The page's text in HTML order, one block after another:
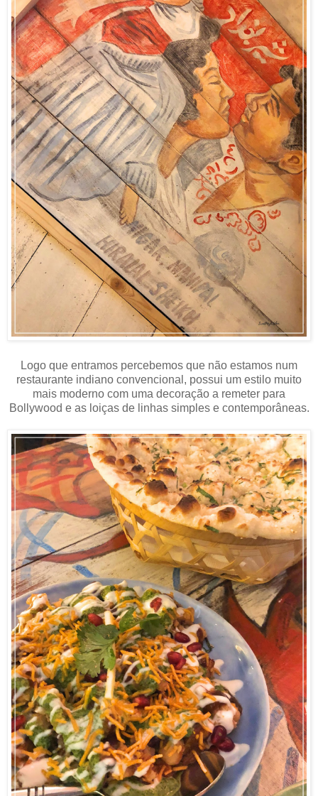
Logo que entramos percebemos que não estamos num
restaurante indiano convencional, possui um estilo muito
mais moderno com uma decoração a remeter para
Bollywood e as loiças de linhas simples e contemporâneas.